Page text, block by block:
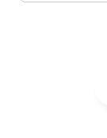
領域へと切り込